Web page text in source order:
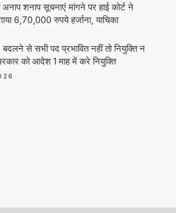
शनाप सूचनाएं मांगने पर हाई कोर्ट ने
6,70,000 रुपये हर्जाना, याचिका
से सभी पद प्रभावित नहीं तो नियुक्ति न
को आदेश 1 माह में करे नियुक्ति